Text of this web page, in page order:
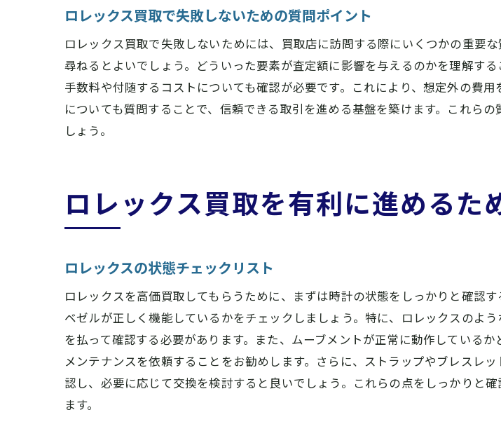
ブランドの人気モデルとその市場
市場動向を活用した売却戦略
今後のロレックス買取市場予測
奈良県橿原市で選ぶべきロレックス
買取業者の信頼性を見極めるポ
業者選びで重視すべき顧客対応
大切な時計を売る際のメンタル
事前準備で買取の流れをスムー
よくあるトラブルとその回避策
最善の選択をするための情報収
ロレックス買取で失敗しないための質問ポイント
ロレックス買取で失敗しないためには、買取店に訪問する際にいくつかの重要
尋ねるとよいでしょう。どういった要素が査定額に影響を与えるのかを理解す
手数料や付随するコストについても確認が必要です。これにより、想定外の費
についても質問することで、信頼できる取引を進める基盤を築けます。これら
しょう。
ロレックス買取を有利に進めるた
ロレックスの状態チェックリスト
ロレックスを高価買取してもらうために、まずは時計の状態をしっかりと確認
ベゼルが正しく機能しているかをチェックしましょう。特に、ロレックスのよ
を払って確認する必要があります。また、ムーブメントが正常に動作している
メンテナンスを依頼することをお勧めします。さらに、ストラップやブレスレ
認し、必要に応じて交換を検討すると良いでしょう。これらの点をしっかりと
ます。